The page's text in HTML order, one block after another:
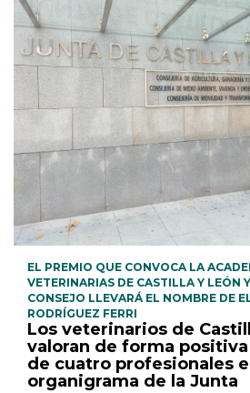
EL PREMIO QUE CONVOCA LA
VETERINARIAS DE CASTILLA Y LEÓN
CONSEJO LLEVARÁ EL NOMBRE DE
RODRÍGUEZ FERRI
Los veterinarios de
valoran de forma
de cuatro profesionales
organigrama de la Junta